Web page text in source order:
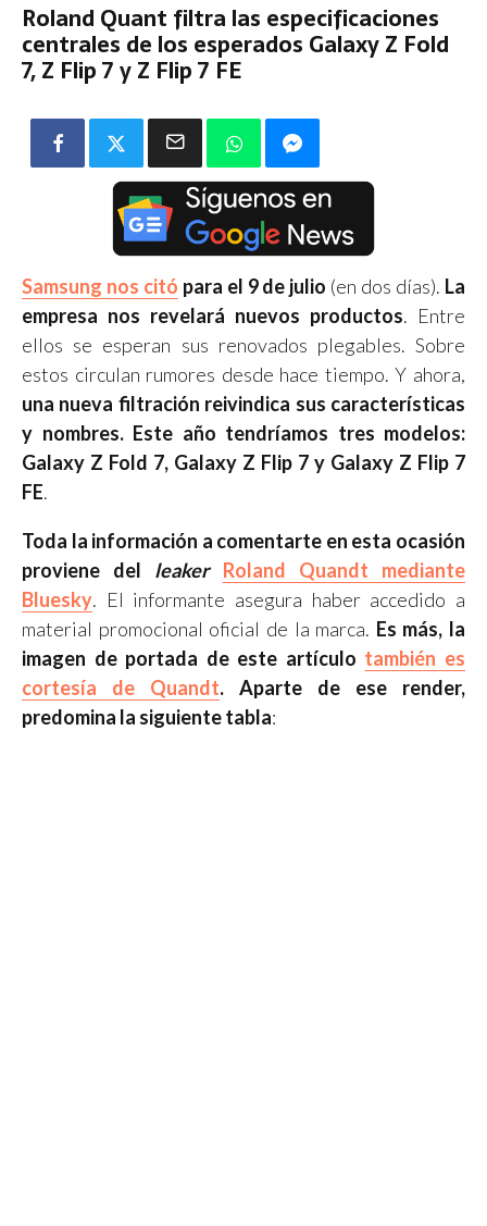
Roland Quant filtra las especificaciones
centrales de los esperados Galaxy Z Fold
7, Z Flip 7 y Z Flip 7 FE
Samsung nos citó para el 9 de julio (en dos días). La
empresa nos revelará nuevos productos. Entre
ellos se esperan sus renovados plegables. Sobre
estos circulan rumores desde hace tiempo. Y ahora,
una nueva filtración reivindica sus características
y nombres. Este año tendríamos tres modelos:
Galaxy Z Fold 7, Galaxy Z Flip 7 y Galaxy Z Flip 7
FE.
Toda la información a comentarte en esta ocasión
proviene del leaker
Roland Quandt mediante
Bluesky. El informante asegura haber accedido a
material promocional oficial de la marca. Es más, la
imagen de portada de este artículo también es
cortesía de Quandt. Aparte de ese render,
predomina la siguiente tabla: